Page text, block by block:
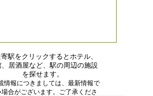
駅をクリックするとホテル、
、居酒屋など、駅の周辺の施設
を探せます。
情報につきましては、最新情報で
場合がございます。ご了承くださ